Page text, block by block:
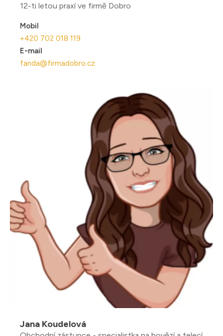
12-ti letou praxí ve firmě Dobro
Mobil
+420 702 018 119
E-mail
fanda@firmadobro.cz
Jana Koudelová